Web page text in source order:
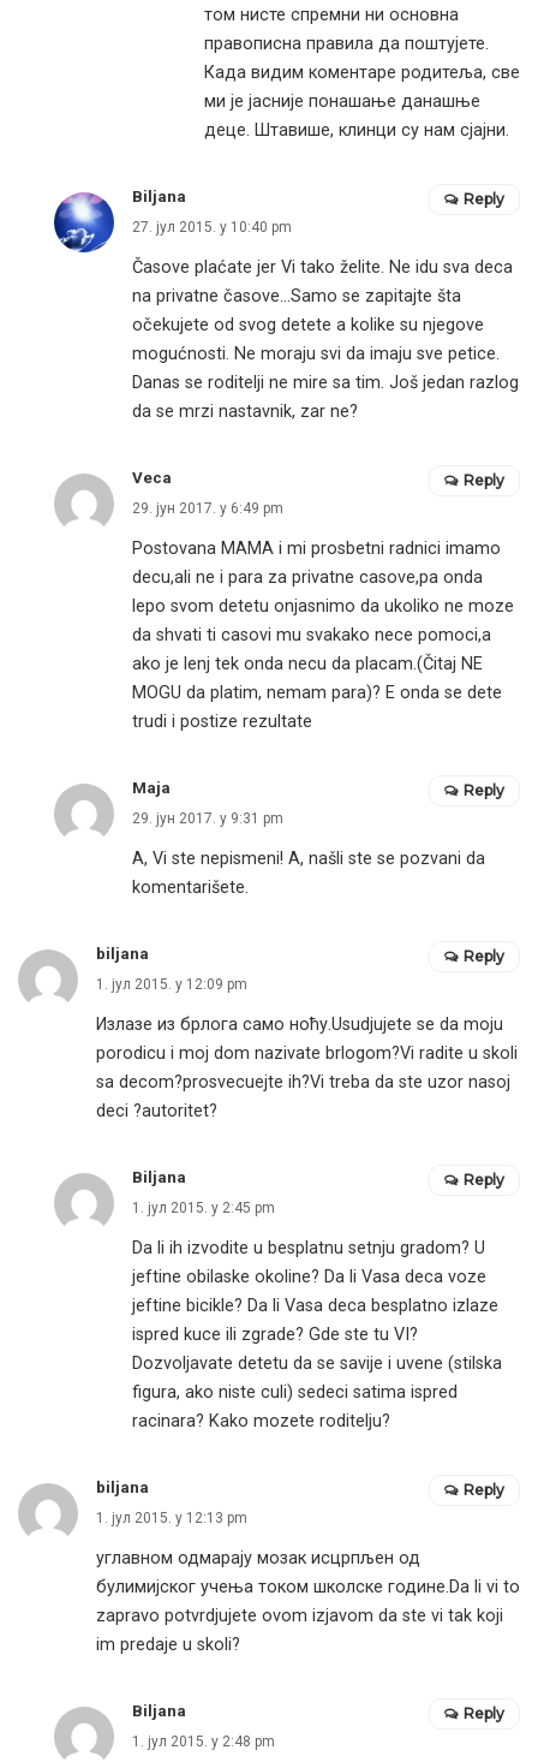
том нисте спремни ни основна
правописна правила да поштујете.
Када видим коментаре родитеља, све
ми је јасније понашање данашње
деце. Штавише, клинци су нам сјајни.
Biljana
27. јул 2015. у 10:40 pm
Časove plaćate jer Vi tako želite. Ne idu sva deca
na privatne časove…Samo se zapitajte šta
očekujete od svog detete a kolike su njegove
mogućnosti. Ne moraju svi da imaju sve petice.
Danas se roditelji ne mire sa tim. Još jedan razlog
da se mrzi nastavnik, zar ne?
Reply
Veca
29. јун 2017. у 6:49 pm
Postovana MAMA i mi prosbetni radnici imamo
decu,ali ne i para za privatne casove,pa onda
lepo svom detetu onjasnimo da ukoliko ne moze
da shvati ti casovi mu svakako nece pomoci,a
ako je lenj tek onda necu da placam.(Čitaj NE
MOGU da platim, nemam para)? E onda se dete
trudi i postize rezultate
Reply
Maja
29. јун 2017. у 9:31 pm
A, Vi ste nepismeni! A, našli ste se pozvani da
komentarišete.
Reply
biljana
1. јул 2015. у 12:09 pm
Излазе из брлога само ноћу.Usudjujete se da moju
porodicu i moj dom nazivate brlogom?Vi radite u skoli
sa decom?prosvecuejte ih?Vi treba da ste uzor nasoj
deci ?autoritet?
Reply
Biljana
1. јул 2015. у 2:45 pm
Da li ih izvodite u besplatnu setnju gradom? U
jeftine obilaske okoline? Da li Vasa deca voze
jeftine bicikle? Da li Vasa deca besplatno izlaze
ispred kuce ili zgrade? Gde ste tu VI?
Dozvoljavate detetu da se savije i uvene (stilska
figura, ako niste culi) sedeci satima ispred
racinara? Kako mozete roditelju?
Reply
biljana
1. јул 2015. у 12:13 pm
углавном одмарају мозак исцрпљен од
булимијског учења током школске године.Da li vi to
zapravo potvrdjujete ovom izjavom da ste vi tak koji
im predaje u skoli?
Reply
Biljana
1. јул 2015. у 2:48 pm
Reply